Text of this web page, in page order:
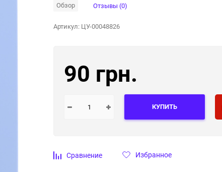
Обзор Отзывы (0)
Артикул: ЦУ-00048826
90 грн.
КУПИТЬ
Сравнение Избранное